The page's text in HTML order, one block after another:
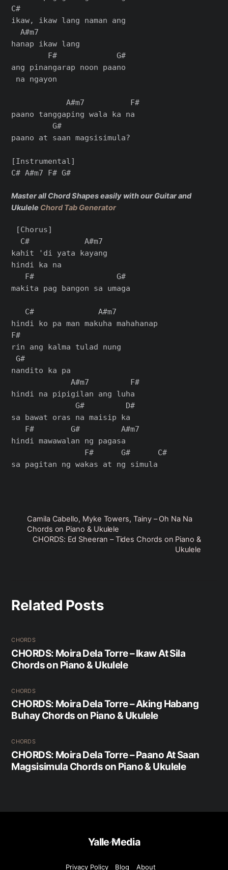
C#
ikaw, ikaw lang naman ang
  A#m7
hanap ikaw lang
        F#             G#
ang pinangarap noon paano
na ngayon
            A#m7          F#
paano tanggaping wala ka na
         G#
paano at saan magsisimula?
[Instrumental]
C# A#m7 F# G#
Master all Chord Shapes easily with our Guitar and
Ukulele Chord Tab Generator
[Chorus]
  C#            A#m7
kahit 'di yata kayang
hindi ka na
   F#                  G#
makita pag bangon sa umaga
   C#              A#m7
hindi ko pa man makuha mahahanap
F#
rin ang kalma tulad nung
G#
nandito ka pa
             A#m7         F#
hindi na pipigilan ang luha
              G#         D#
sa bawat oras na maisip ka
   F#        G#         A#m7
hindi mawawalan ng pagasa
                F#      G#      C#
sa pagitan ng wakas at ng simula
Camila Cabello, Myke Towers, Tainy – Oh Na Na
Chords on Piano & Ukulele
CHORDS: Ed Sheeran – Tides Chords on Piano &
Ukulele
Related Posts
CHORDS
CHORDS: Moira Dela Torre – Ikaw At Sila
Chords on Piano & Ukulele
CHORDS
CHORDS: Moira Dela Torre – Aking Habang
Buhay Chords on Piano & Ukulele
CHORDS
CHORDS: Moira Dela Torre – Paano At Saan
Magsisimula Chords on Piano & Ukulele
Back
To
Yalle Media
Privacy Policy Blog About